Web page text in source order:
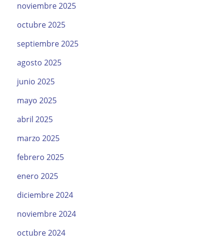
noviembre 2025
octubre 2025
septiembre 2025
agosto 2025
junio 2025
mayo 2025
abril 2025
marzo 2025
febrero 2025
enero 2025
diciembre 2024
noviembre 2024
octubre 2024